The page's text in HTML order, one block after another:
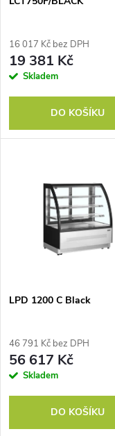
p
r
o
u
r
o
d
16 017 Kč bez DPH
19 381 Kč
Skladem
DO KOŠÍKU
LPD 1200 C Black
46 791 Kč bez DPH
56 617 Kč
Skladem
DO KOŠÍKU